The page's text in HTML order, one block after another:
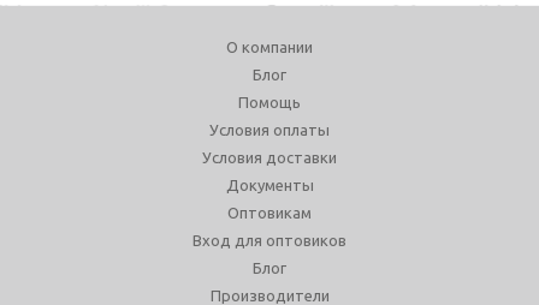
О компании
Блог
Помощь
Условия оплаты
Условия доставки
Документы
Оптовикам
Вход для оптовиков
Блог
Производители